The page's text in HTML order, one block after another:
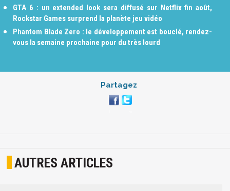
GTA 6 : un extended look sera diffusé sur Netflix fin août,
Rockstar Games surprend la planète jeu vidéo
Phantom Blade Zero : le développement est bouclé, rendez-
vous la semaine prochaine pour du très lourd
Partagez
AUTRES ARTICLES